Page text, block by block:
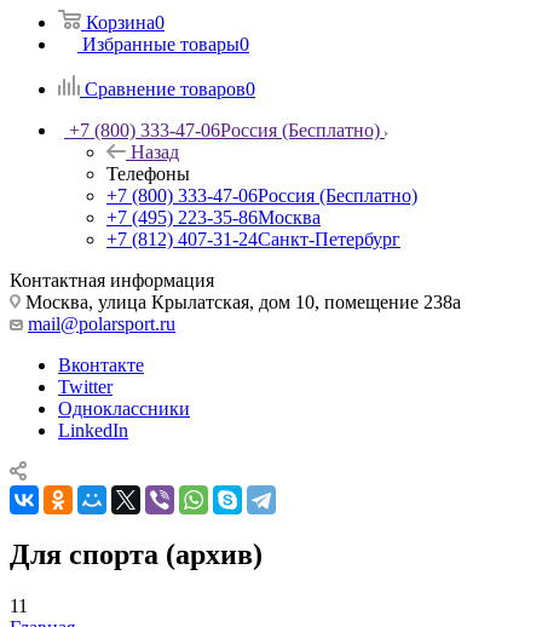
Корзина0
Избранные товары0
Сравнение товаров0
+7 (800) 333-47-06Россия (Бесплатно)
Назад
Телефоны
+7 (800) 333-47-06Россия (Бесплатно)
+7 (495) 223-35-86Москва
+7 (812) 407-31-24Санкт-Петербург
Контактная информация
Москва, улица Крылатская, дом 10, помещение 238а
mail@polarsport.ru
Вконтакте
Twitter
Одноклассники
LinkedIn
Для спорта (архив)
11